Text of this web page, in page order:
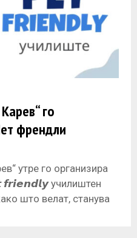
го
френдли
утре го организира
училиштен
што велат, станува